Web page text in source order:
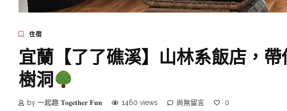
住宿
宜蘭【了了礁溪】山林系飯店，
樹洞
by 一起趣 𝐓𝐨𝐠𝐞𝐭𝐡𝐞𝐫 𝐅𝐮𝐧 1460 views 尚無留言 0